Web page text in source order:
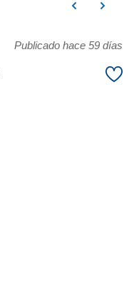
Publicado hace 59 días